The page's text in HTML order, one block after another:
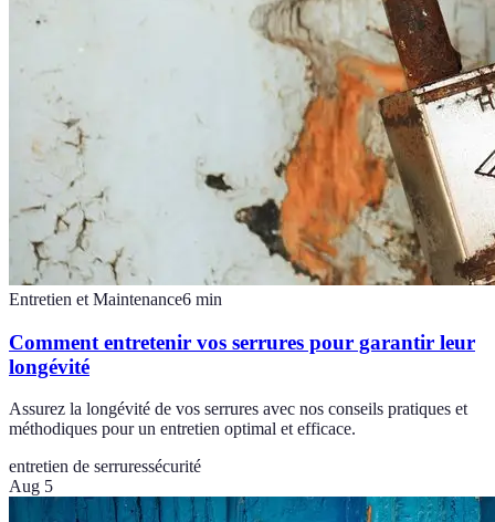
Entretien et Maintenance6 min
Comment entretenir vos serrures pour garantir leur
longévité
Assurez la longévité de vos serrures avec nos conseils pratiques et
méthodiques pour un entretien optimal et efficace.
entretien de serruressécurité
Aug 5